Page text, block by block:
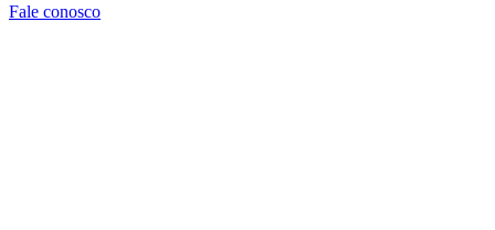
Fale conosco